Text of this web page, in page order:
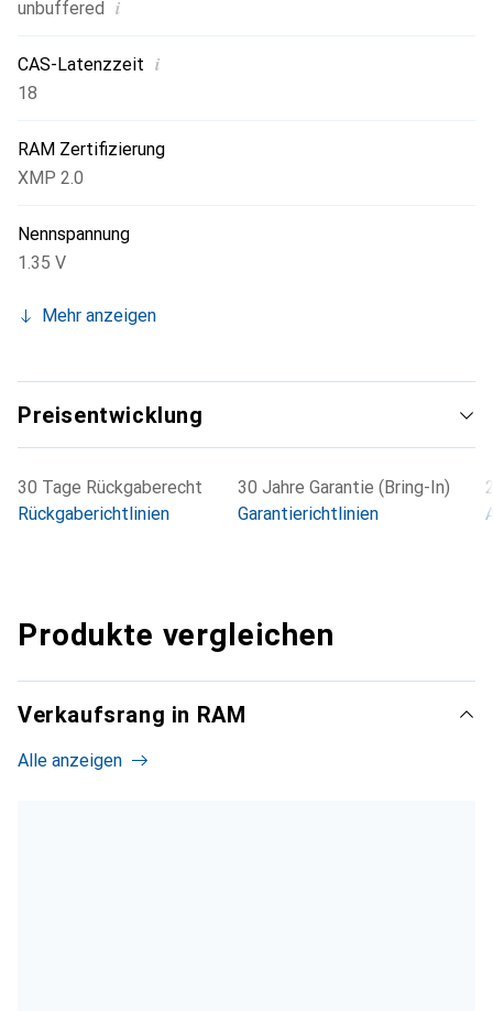
unbuffered i
CAS-Latenzzeit i
18
RAM Zertifizierung
XMP 2.0
Nennspannung
1.35 V
Mehr anzeigen
Preisentwicklung
30 Tage Rückgaberecht
Rückgaberichtlinien
30 Jahre Garantie (Bring-In)
Garantierichtlinien
Produkte vergleichen
Verkaufsrang in RAM
Alle anzeigen